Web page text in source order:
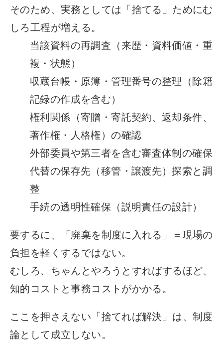
そのため、実務としては「捨てる」ためにむ
しろ工程が増える。
当該資料の再調査（来歴・資料価値・重
複・状態）
収蔵台帳・原簿・管理番号の整理（除籍
記録の作成を含む）
権利関係（寄贈・寄託契約、返却条件、
著作権・人格権）の確認
外部委員や第三者を含む審査体制の確保
代替の保存先（移管・譲渡先）探索と調
整
手続の透明性確保（説明責任の設計）
要するに、「廃棄を制度に入れる」＝現場の
負担を軽くするではない。
むしろ、ちゃんとやろうとすればするほど、
知的コストと事務コストがかかる。
ここを押さえない「捨てれば解決」は、制度
論として成立しない。